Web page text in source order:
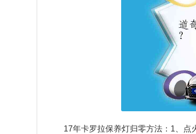
17年卡罗拉保养灯归零方法：1、点